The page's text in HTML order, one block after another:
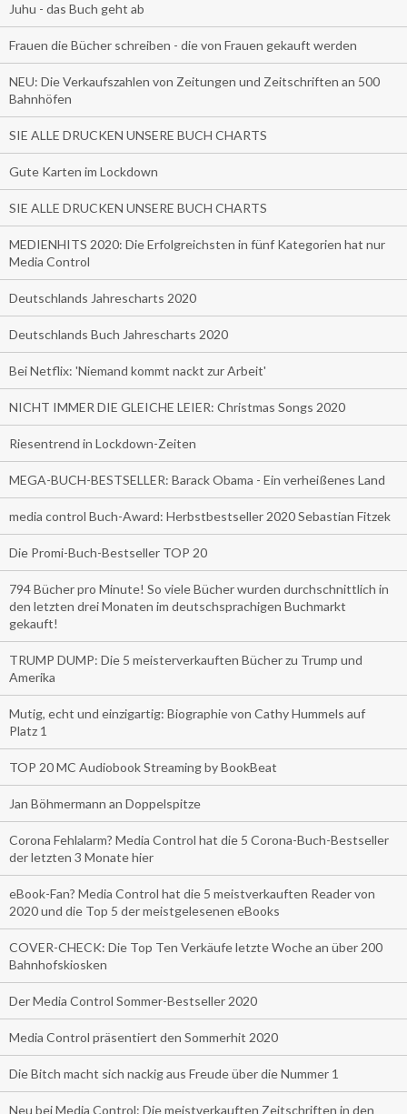
Juhu - das Buch geht ab
Frauen die Bücher schreiben - die von Frauen gekauft werden
NEU: Die Verkaufszahlen von Zeitungen und Zeitschriften an 500
Bahnhöfen
SIE ALLE DRUCKEN UNSERE BUCH CHARTS
Gute Karten im Lockdown
SIE ALLE DRUCKEN UNSERE BUCH CHARTS
MEDIENHITS 2020: Die Erfolgreichsten in fünf Kategorien hat nur
Media Control
Deutschlands Jahrescharts 2020
Deutschlands Buch Jahrescharts 2020
Bei Netflix: 'Niemand kommt nackt zur Arbeit'
NICHT IMMER DIE GLEICHE LEIER: Christmas Songs 2020
Riesentrend in Lockdown-Zeiten
MEGA-BUCH-BESTSELLER: Barack Obama - Ein verheißenes Land
media control Buch-Award: Herbstbestseller 2020 Sebastian Fitzek
Die Promi-Buch-Bestseller TOP 20
794 Bücher pro Minute! So viele Bücher wurden durchschnittlich in
den letzten drei Monaten im deutschsprachigen Buchmarkt
gekauft!
TRUMP DUMP: Die 5 meisterverkauften Bücher zu Trump und
Amerika
Mutig, echt und einzigartig: Biographie von Cathy Hummels auf
Platz 1
TOP 20 MC Audiobook Streaming by BookBeat
Jan Böhmermann an Doppelspitze
Corona Fehlalarm? Media Control hat die 5 Corona-Buch-Bestseller
der letzten 3 Monate hier
eBook-Fan? Media Control hat die 5 meistverkauften Reader von
2020 und die Top 5 der meistgelesenen eBooks
COVER-CHECK: Die Top Ten Verkäufe letzte Woche an über 200
Bahnhofskiosken
Der Media Control Sommer-Bestseller 2020
Media Control präsentiert den Sommerhit 2020
Die Bitch macht sich nackig aus Freude über die Nummer 1
Neu bei Media Control: Die meistverkauften Zeitschriften in den